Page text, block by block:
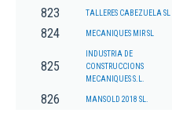
823 TALLERES CABEZUELA SL
824 MECANIQUES MIR SL
825
INDUSTRIA DE
CONSTRUCCIONS
MECANIQUES S.L.
826 MANSOLD 2018 SL.